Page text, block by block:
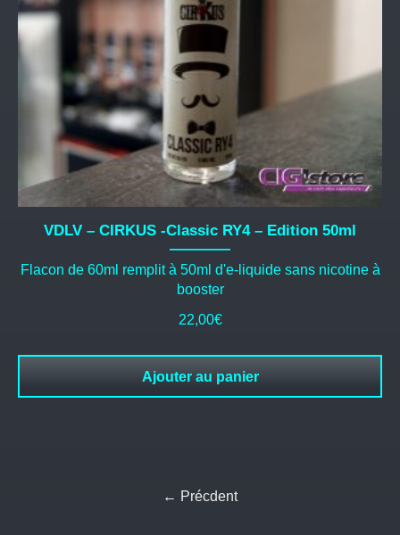
VDLV – CIRKUS -Classic RY4 – Edition 50ml
Flacon de 60ml remplit à 50ml d'e-liquide sans nicotine à
booster
22,00€
Ajouter au panier
← Précdent